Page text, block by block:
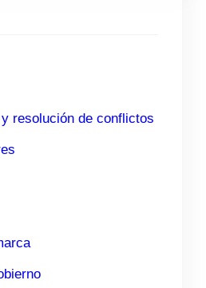
resolución de conflictos